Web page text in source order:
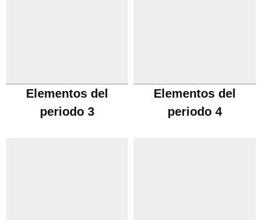
Elementos del
periodo 3
Elementos del
periodo 4